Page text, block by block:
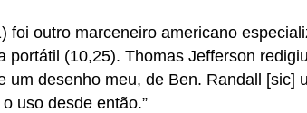
foi outro marceneiro americano
portátil (10,25). Thomas Jefferson
um desenho meu, de Ben. Randall
uso desde então.”